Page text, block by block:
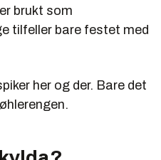
brukt som
tilfeller bare festet med
her og der. Bare det